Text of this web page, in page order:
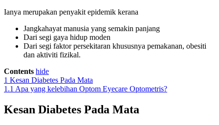
Ianya merupakan penyakit epidemik kerana
Jangkahayat manusia yang semakin panjang
Dari segi gaya hidup moden
Dari segi faktor persekitaran khususnya pemakanan, obesiti
dan aktiviti fizikal.
Contents hide
1 Kesan Diabetes Pada Mata
1.1 Apa yang kelebihan Optom Eyecare Optometris?
Kesan Diabetes Pada Mata